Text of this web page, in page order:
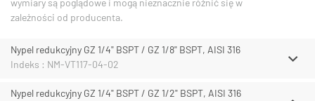
wymiary są poglądowe i mogą nieznacznie różnić się w
zależności od producenta.
Nypel redukcyjny GZ 1/4" BSPT / GZ 1/8" BSPT, AISI 316
Indeks : NM-VT117-04-02
Nypel redukcyjny GZ 1/4" BSPT / GZ 1/2" BSPT, AISI 316